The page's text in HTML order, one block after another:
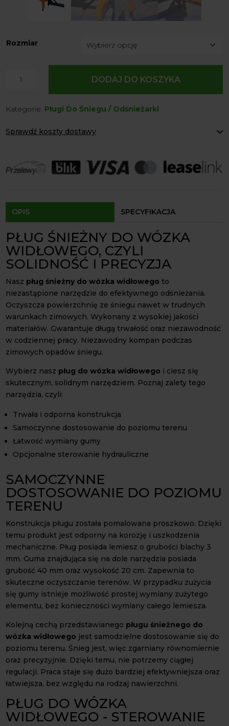
Rozmiar
Do
Widłowego
DODAJ DO KOSZYKA
Kategorie: Pługi Do Śniegu / Odśnieżarki
Sprawdź koszty dostawy
Agrol transport: 200 zł
Agrol transport gabaryty: ustalane indywidualnie
Dostępność form dostawy i ceny uzależniona od produktu.
OPIS SPECYFIKACJA
PŁUG ŚNIEŻNY DO WÓZKA
WIDŁOWEGO, CZYLI
SOLIDNOŚĆ I PRECYZJA
Nasz pług śnieżny do wózka widłowego to
niezastąpione narzędzie do efektywnego odśnieżania.
Oczyszcza powierzchnię ze śniegu nawet w trudnych
warunkach zimowych. Wykonany z wysokiej jakości
materiałów. Gwarantuje długą trwałość oraz niezawodność
w codziennej pracy. Niezawodny kompan podczas
zimowych opadów śniegu.
Wybierz nasz pług do wózka widłowego i ciesz się
skutecznym, solidnym narzędziem. Poznaj zalety tego
narzędzia, czyli:
Trwała i odporna konstrukcja
Samoczynne dostosowanie do poziomu terenu
Łatwość wymiany gumy
Opcjonalne sterowanie hydrauliczne
SAMOCZYNNE
DOSTOSOWANIE DO POZIOMU
TERENU
Konstrukcja pługu została pomalowana proszkowo. Dzięki
temu produkt jest odporny na korozję i uszkodzenia
mechaniczne. Pług posiada lemiesz o grubości blachy 3
mm. Guma znajdująca się na dole narzędzia posiada
grubość 40 mm oraz wysokość 20 cm. Zapewnia to
skuteczne oczyszczanie terenów. W przypadku zużycia
się gumy istnieje możliwość prostej wymiany zużytego
elementu, bez konieczności wymiany całego lemiesza.
Kolejną cechą przedstawianego pługu śnieżnego do
wózka widłowego jest samodzielne dostosowanie się do
poziomu terenu. Śnieg jest, więc zgarniany równomiernie
oraz precyzyjnie. Dzięki temu, nie potrzemy ciągłej
regulacji. Praca staje się dużo bardziej efektywniejsza oraz
łatwiejsza, bez względu na rodzaj nawierzchni.
PŁUG DO WÓZKA
WIDŁOWEGO - STEROWANIE